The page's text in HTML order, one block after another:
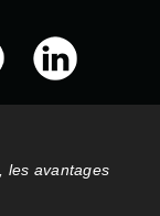
les avantages